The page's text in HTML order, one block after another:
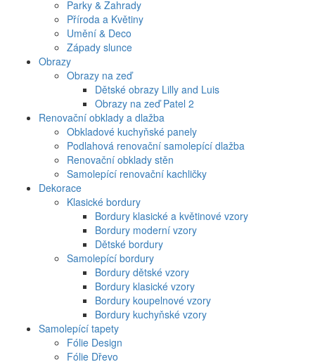
Parky & Zahrady
Příroda a Květiny
Umění & Deco
Západy slunce
Obrazy
Obrazy na zeď
Dětské obrazy Lilly and Luis
Obrazy na zeď Patel 2
Renovační obklady a dlažba
Obkladové kuchyňské panely
Podlahová renovační samolepící dlažba
Renovační obklady stěn
Samolepící renovační kachličky
Dekorace
Klasické bordury
Bordury klasické a květinové vzory
Bordury moderní vzory
Dětské bordury
Samolepící bordury
Bordury dětské vzory
Bordury klasické vzory
Bordury koupelnové vzory
Bordury kuchyňské vzory
Samolepící tapety
Fólie Design
Fólie Dřevo